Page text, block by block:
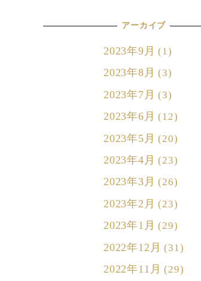
アーカイブ
2023年9月 (1)
2023年8月 (3)
2023年7月 (3)
2023年6月 (12)
2023年5月 (20)
2023年4月 (23)
2023年3月 (26)
2023年2月 (23)
2023年1月 (29)
2022年12月 (31)
2022年11月 (29)